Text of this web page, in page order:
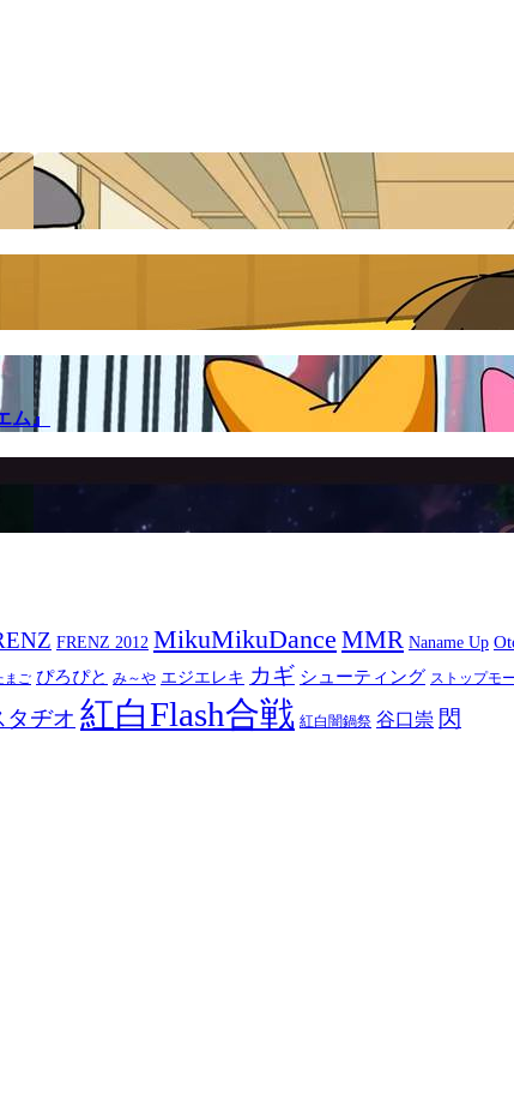
』
FRENZ 2012 MikuMikuDance MMR Naname Up
まご ぴろぴと み～や エジエレキ カギ シューティング ストップモ
タヂオ 紅白Flash合戦 紅白闇鍋祭 谷口崇 閃